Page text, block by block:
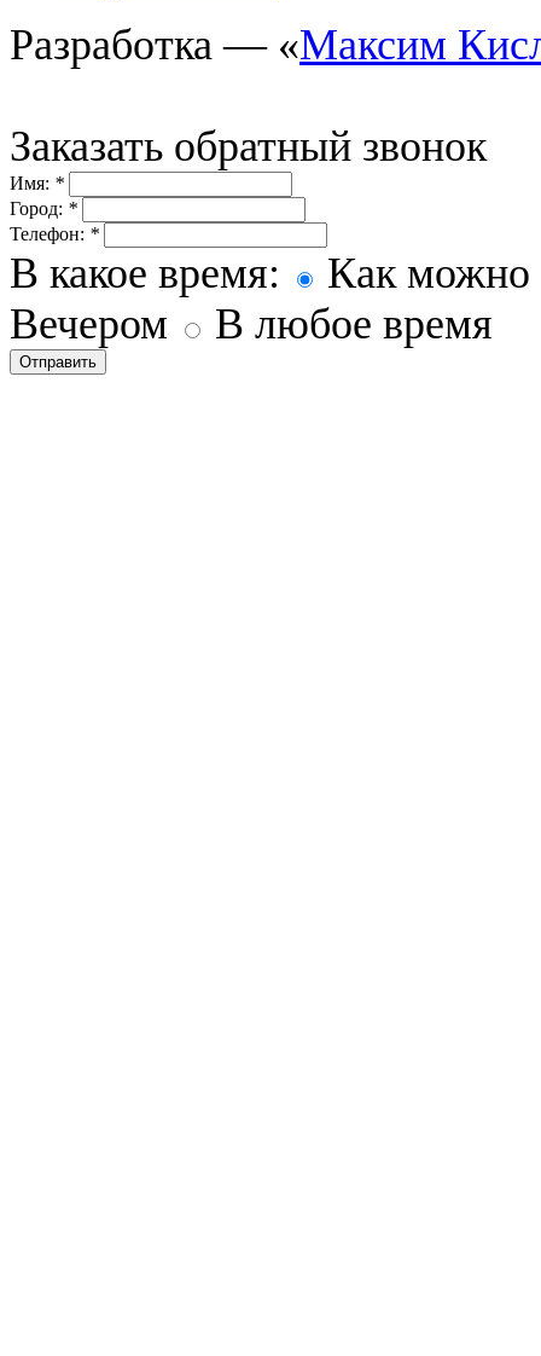
Разработка — «Максим
Заказать обратный звонок
Имя: *
Город: *
Телефон: *
В какое время:
Как можно
Вечером
В любое время
Отправить